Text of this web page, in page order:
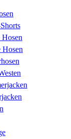
Hosen